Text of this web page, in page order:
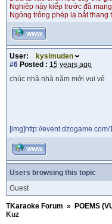
Nghiệp này kiếp trước đã mang
Ngóng trông phép lạ bắt thang
WWW
User:
kysimuden
#6 Posted : 15 years ago
chúc nhả nhà năm mới vui vẻ
[img]http://
WWW
Users browsing this topic
Guest
TKaraoke Forum » POEMS
Kuz